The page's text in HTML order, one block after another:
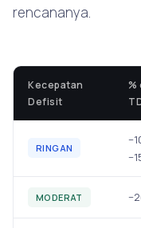
rencananya.
Kecepatan
Defisit
%
RINGAN
MODERAT